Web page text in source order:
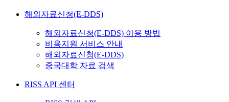
해외자료신청(E-DDS)
해외자료신청(E-DDS) 이용 방법
비용지원 서비스 안내
해외자료신청(E-DDS)
중국대학 자료 검색
RISS API 센터